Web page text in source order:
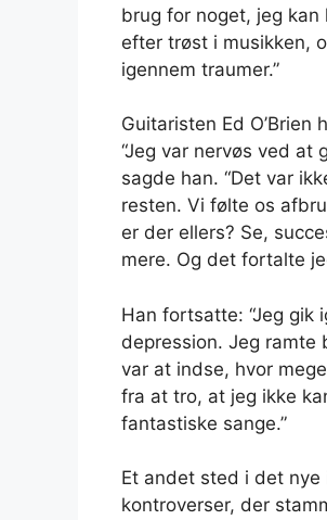
brug for noget, jeg
efter trøst i musikken,
igennem traumer.”
Guitaristen Ed
“Jeg var nervøs ved at
sagde han. “Det var
resten. Vi følte os
er der ellers? Se,
mere. Og det fortalte
Han fortsatte: “Jeg
depression. Jeg ramte
var at indse, hvor
fra at tro, at jeg ikke
fantastiske sange.”
Et andet sted i det
kontroverser, der